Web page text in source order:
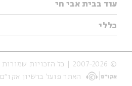
נוער
סדרות
אירועי עבר
אירועים בירושלים
מוזיקה
עיון
מיוחדים
עוד בבית אבי חי
תערוכות
מיוחדים
כללי
אודות
הצהרת נגישות
תנאי שימוש והצהרת פרטיות
© 2007-2026 | כל הזכויות שמורות לבית אבי חי
האתר פועל ברשיון אקו״ם